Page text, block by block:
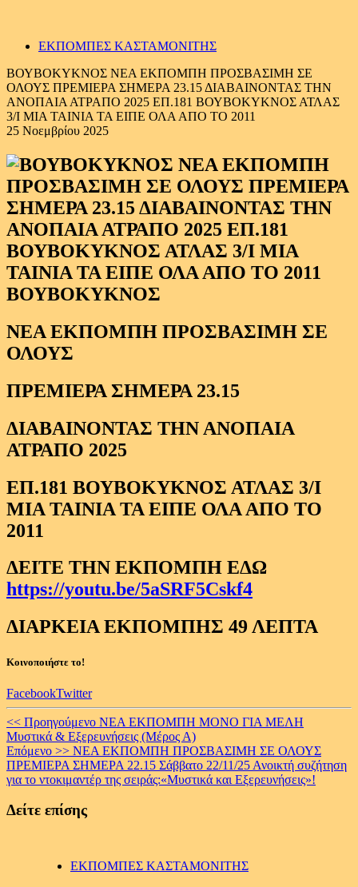
ΕΚΠΟΜΠΕΣ ΚΑΣΤΑΜΟΝΙΤΗΣ
ΒΟΥΒΟΚΥΚΝΟΣ ΝΕΑ ΕΚΠΟΜΠΗ ΠΡΟΣΒΑΣΙΜΗ ΣΕ
ΟΛΟΥΣ ΠΡΕΜΙΕΡΑ ΣΗΜΕΡΑ 23.15 ΔΙΑΒΑΙΝΟΝΤΑΣ ΤΗΝ
ΑΝΟΠΑΙΑ ΑΤΡΑΠΟ 2025 ΕΠ.181 ΒΟΥΒΟΚΥΚΝΟΣ ΑΤΛΑΣ
3/Ι ΜΙΑ ΤΑΙΝΙΑ ΤΑ ΕΙΠΕ ΟΛΑ ΑΠΟ ΤΟ 2011
25 Νοεμβρίου 2025
ΒΟΥΒΟΚΥΚΝΟΣ
ΝΕΑ ΕΚΠΟΜΠΗ ΠΡΟΣΒΑΣΙΜΗ ΣΕ
ΟΛΟΥΣ
ΠΡΕΜΙΕΡΑ ΣΗΜΕΡΑ 23.15
ΔΙΑΒΑΙΝΟΝΤΑΣ ΤΗΝ ΑΝΟΠΑΙΑ
ΑΤΡΑΠΟ 2025
ΕΠ.181 ΒΟΥΒΟΚΥΚΝΟΣ ΑΤΛΑΣ 3/Ι
ΜΙΑ ΤΑΙΝΙΑ ΤΑ ΕΙΠΕ ΟΛΑ ΑΠΟ ΤΟ
2011
ΔΕΙΤΕ ΤΗΝ ΕΚΠΟΜΠΗ ΕΔΩ
https://youtu.be/5aSRF5Cskf4
ΔΙΑΡΚΕΙΑ ΕΚΠΟΜΠΗΣ 49 ΛΕΠΤΑ
Κοινοποιήστε το!
FacebookTwitter
Continue
Reading
<< Προηγούμενο ΝΕΑ ΕΚΠΟΜΠΗ ΜΟΝΟ ΓΙΑ ΜΕΛΗ
Μυστικά & Εξερευνήσεις (Μέρος Α)
Επόμενο >> ΝΕΑ ΕΚΠΟΜΠΗ ΠΡΟΣΒΑΣΙΜΗ ΣΕ ΟΛΟΥΣ
ΠΡΕΜΙΕΡΑ ΣΗΜΕΡΑ 22.15 Σάββατο 22/11/25 Ανοικτή συζήτηση
για το ντοκιμαντέρ της σειράς:«Μυστικά και Εξερευνήσεις»!
Δείτε επίσης
ΕΚΠΟΜΠΕΣ ΚΑΣΤΑΜΟΝΙΤΗΣ